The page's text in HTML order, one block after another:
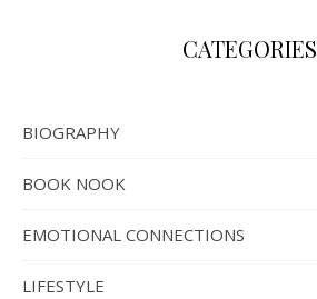
CATEGORIES
BIOGRAPHY
BOOK NOOK
EMOTIONAL CONNECTIONS
LIFESTYLE